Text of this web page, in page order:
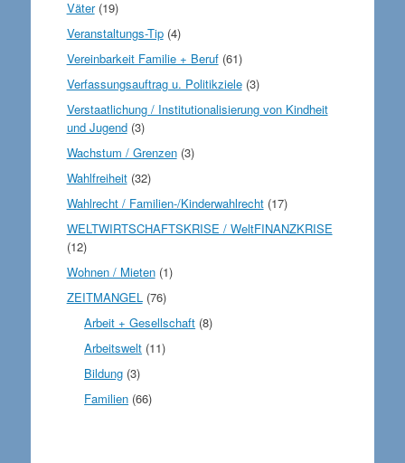
Väter(19)
Veranstaltungs-Tip(4)
Vereinbarkeit Familie + Beruf(61)
Verfassungsauftrag u. Politikziele(3)
Verstaatlichung / Institutionalisierung von Kindheit
und Jugend(3)
Wachstum / Grenzen(3)
Wahlfreiheit(32)
Wahlrecht / Familien-/Kinderwahlrecht(17)
WELTWIRTSCHAFTSKRISE / WeltFINANZKRISE
(12)
Wohnen / Mieten(1)
ZEITMANGEL(76)
Arbeit + Gesellschaft (8)
Arbeitswelt (11)
Bildung (3)
Familien (66)